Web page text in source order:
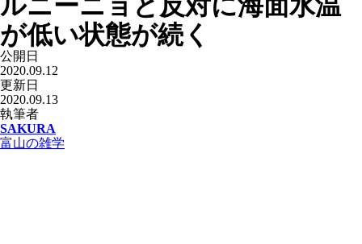
が低い状態が続く
公開日
2020.09.12
更新日
2020.09.13
執筆者
SAKURA
富山の雑学